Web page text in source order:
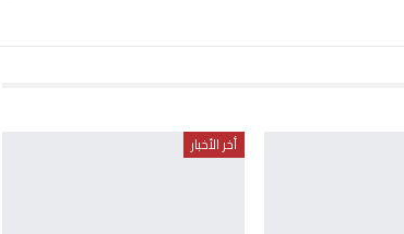
أخر الأخبار